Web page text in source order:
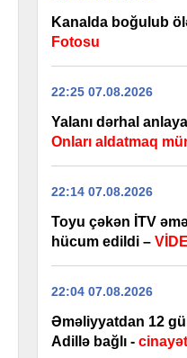
Kanalda boğulub
Fotosu
22:25 07.08.2026
Yalanı dərhal
Onları aldatmaq
22:14 07.08.2026
Toyu çəkən İTV
hücum edildi –
22:04 07.08.2026
Əməliyyatdan 12
Adillə bağlı - cinayət